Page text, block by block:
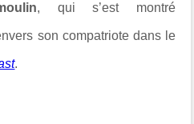
, qui s’est montré
son compatriote dans le
.